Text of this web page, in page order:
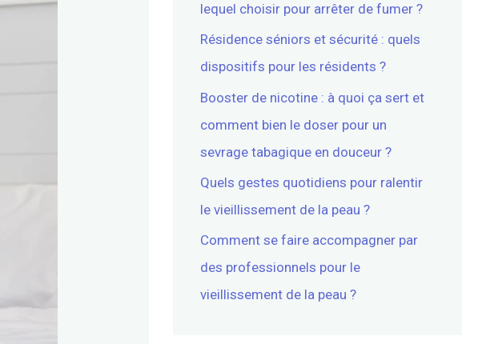
lequel choisir pour arrêter de fumer ?
Résidence séniors et sécurité : quels
dispositifs pour les résidents ?
Booster de nicotine : à quoi ça sert et
comment bien le doser pour un
sevrage tabagique en douceur ?
Quels gestes quotidiens pour ralentir
le vieillissement de la peau ?
Comment se faire accompagner par
des professionnels pour le
vieillissement de la peau ?